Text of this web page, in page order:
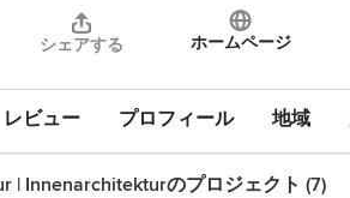
シェアする ホームページ
レビュー プロフィール 地域
| Innenarchitekturのプロジェクト (7)